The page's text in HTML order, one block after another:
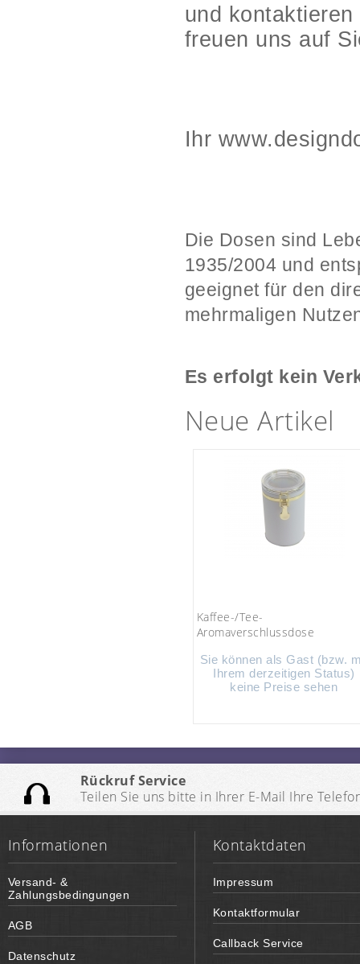
und
freuen uns auf
Ihr
Die Dosen sind
1935/2004 und
geeignet für den
mehrmaligen
Es erfolgt kein
Neue Artikel
Kaffee-/Tee-
Aromaverschlussdose
Sie können als Gast (bzw.
Ihrem derzeitigen Status)
keine Preise sehen
Rückruf Service
Teilen Sie uns bitte in Ihrer E-Mail Ihre
Informationen
Versand- &
Zahlungsbedingungen
AGB
Datenschutz
Kontaktdaten
Impressum
Kontaktformular
Callback Service